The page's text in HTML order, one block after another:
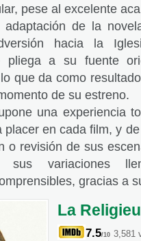
pese al excelente
de la
hacia la
pliega a su fuente
que da como
de su estreno.
una experiencia
placer en cada film, y
o revisión de sus
sus variaciones
gracias a
La
7.5/10 3,581